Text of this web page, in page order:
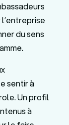
du sens
sentir à
Un profil
à